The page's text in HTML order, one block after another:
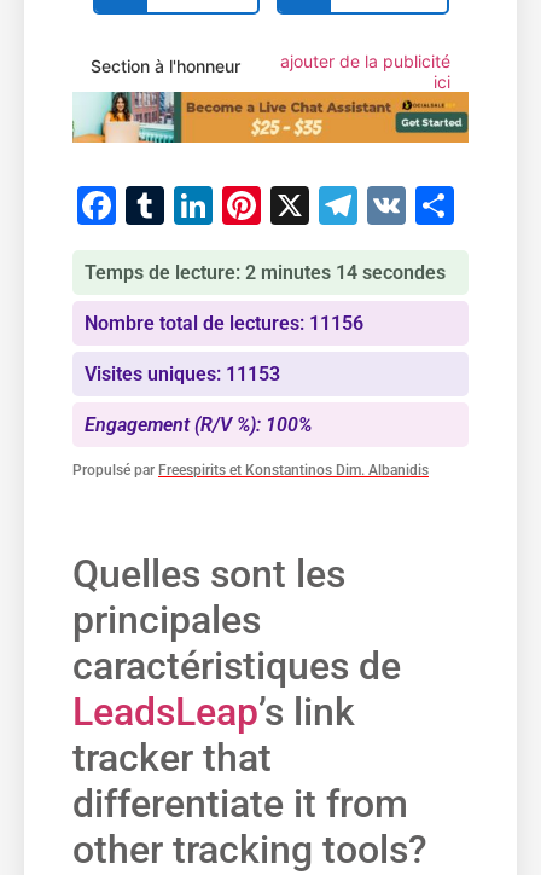
Section à l'honneur
ajouter de la publicité
ici
Facebook
Tumblr
LinkedIn
Pinterest
X Telegram
VK
Temps de lecture: 2 minutes 14 secondes
Nombre total de lectures: 11156
Visites uniques: 11153
Engagement (R/V %): 100%
Propulsé par Freespirits et Konstantinos Dim. Albanidis
Quelles sont les
principales
caractéristiques de
LeadsLeap’s link⁤
tracker that
differentiate it from
other‍ tracking tools?